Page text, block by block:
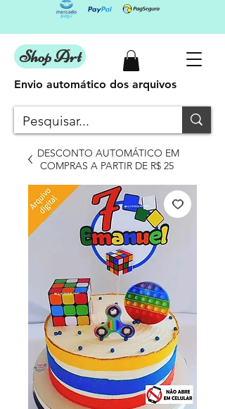
Shop Art
DESCONTO AUTOMÁTICO EM
COMPRAS A PARTIR DE R$ 25
Envio automático dos arquivos